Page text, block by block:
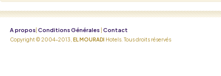
A propos Conditions Générales Contact
Copyright © 2004-2013, EL MOURADI Hotels. Tous droits réservés